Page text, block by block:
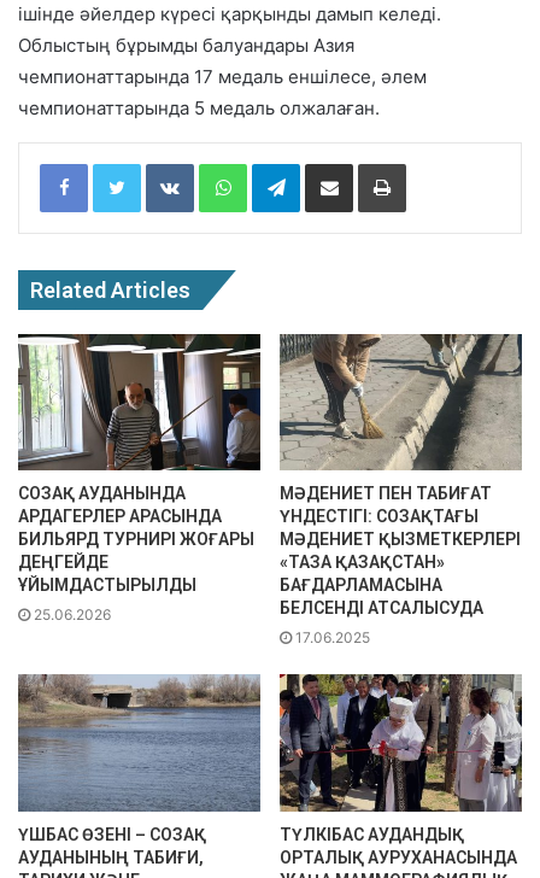
ішінде әйелдер күресі қарқынды дамып келеді.
Облыстың бұрымды балуандары Азия
чемпионаттарында 17 медаль еншілесе, әлем
чемпионаттарында 5 медаль олжалаған.
Facebook Twitter VKontakte WhatsApp Telegram
Related Articles
СОЗАҚ АУДАНЫНДА
АРДАГЕРЛЕР АРАСЫНДА
БИЛЬЯРД ТУРНИРІ ЖОҒАРЫ
ДЕҢГЕЙДЕ
ҰЙЫМДАСТЫРЫЛДЫ
25.06.2026
МӘДЕНИЕТ ПЕН ТАБИҒАТ
ҮНДЕСТІГІ: СОЗАҚТАҒЫ
МӘДЕНИЕТ ҚЫЗМЕТКЕРЛЕРІ
«ТАЗА ҚАЗАҚСТАН»
БАҒДАРЛАМАСЫНА
БЕЛСЕНДІ АТСАЛЫСУДА
17.06.2025
ҮШБАС ӨЗЕНІ – СОЗАҚ
АУДАНЫНЫҢ ТАБИҒИ,
ТҮЛКІБАС АУДАНДЫҚ
ОРТАЛЫҚ АУРУХАНАСЫНДА